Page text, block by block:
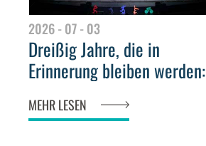
2026 - 07 - 03
Dreißig Jahre, die in
Erinnerung bleiben werden:
glänzt im Teatro del Maggio
MEHR LESEN